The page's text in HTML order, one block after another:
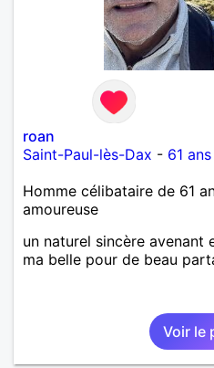
roan
Saint-Paul-lès-Dax - 61 ans
Homme célibataire de 61
amoureuse
un naturel sincère avenant
ma belle pour de beau
Voir le